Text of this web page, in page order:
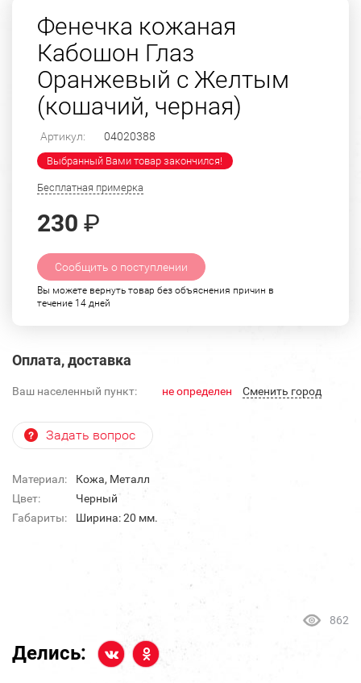
Фенечка кожаная
Кабошон Глаз
Оранжевый с Желтым
(кошачий, черная)
Артикул: 04020388
Выбранный Вами товар закончился!
Бесплатная примерка
230 ₽
Сообщить о поступлении
Вы можете вернуть товар без объяснения причин в
течение 14 дней
Оплата, доставка
Ваш населенный пункт: не определен Cменить город
Задать вопрос
Материал:
Кожа, Металл
Цвет:
Черный
Габариты:
Ширина: 20 мм.
862
Делись: